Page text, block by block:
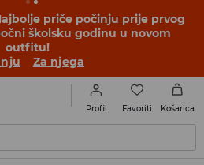
priče počinju prije prvog
školsku godinu u novom
outfitu!
Za njega
Profil Favoriti Košarica